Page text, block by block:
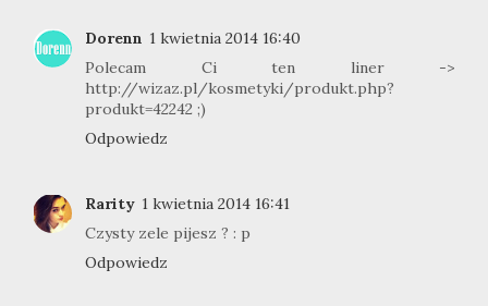
Dorenn 1 kwietnia 2014 16:40
Polecam Ci ten liner ->
http://wizaz.pl/kosmetyki/produkt.php?
produkt=42242 ;)
Odpowiedz
Rarity 1 kwietnia 2014 16:41
Czysty zele pijesz ? : p
Odpowiedz